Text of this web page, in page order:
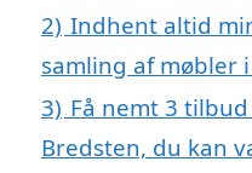
2) Indhent altid
samling af møbler
3) Få nemt 3
Bredsten, du kan